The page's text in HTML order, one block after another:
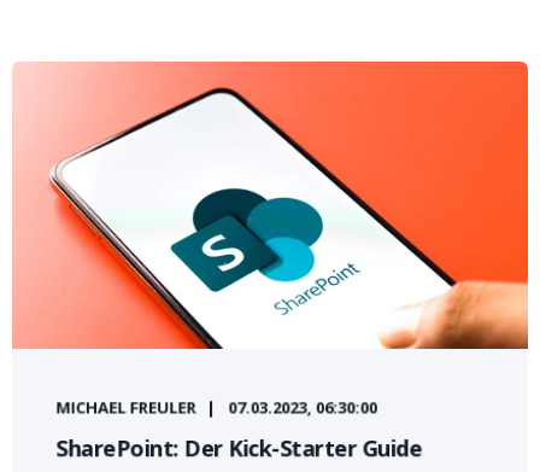
MICHAEL FREULER 07.03.2023, 06:30:00
SharePoint: Der Kick-Starter Guide